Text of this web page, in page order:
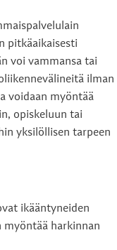
pitkäaikaisesti
voi vammansa tai
ilman
voidaan myöntää
opiskeluun tai
yksilöllisen tarpeen
ikääntyneiden
myöntää harkinnan